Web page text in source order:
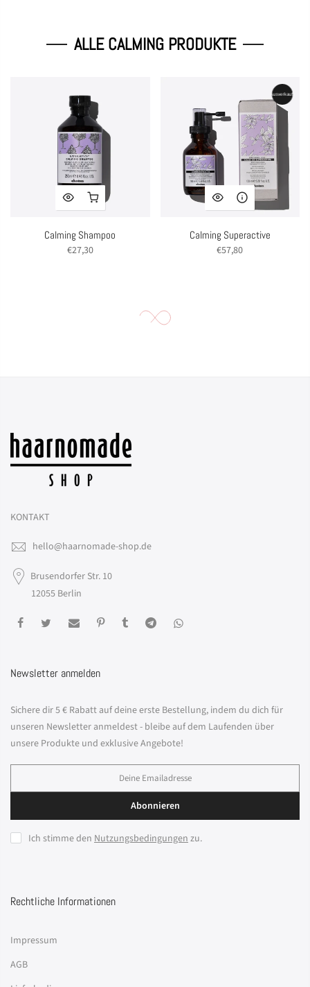
ALLE CALMING PRODUKTE
Calming Shampoo
€27,30
Ausverkauft
Calming Superactive
€57,80
KONTAKT
hello@haarnomade-shop.de
Brusendorfer Str. 10
12055 Berlin
Newsletter anmelden
Sichere dir 5 € Rabatt auf deine erste Bestellung, indem du dich für
unseren Newsletter anmeldest - bleibe auf dem Laufenden über
unsere Produkte und exklusive Angebote!
Abonnieren
Ich stimme den Nutzungsbedingungenzu.
Rechtliche Informationen
Impressum
AGB